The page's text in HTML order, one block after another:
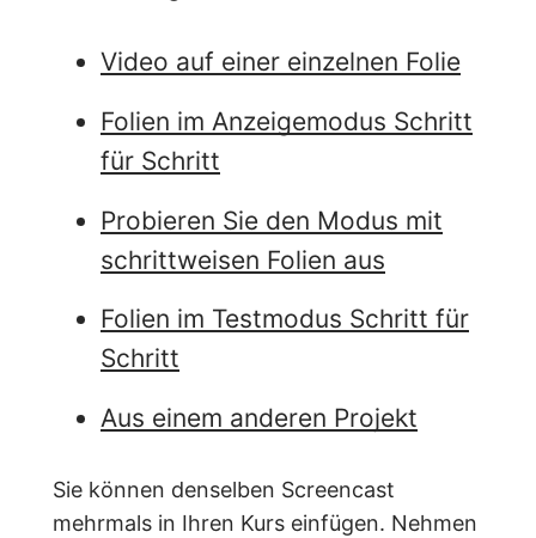
Video auf einer einzelnen Folie
Folien im Anzeigemodus Schritt
für Schritt
Probieren Sie den Modus mit
schrittweisen Folien aus
Folien im Testmodus Schritt für
Schritt
Aus einem anderen Projekt
Sie können denselben Screencast
mehrmals in Ihren Kurs einfügen. Nehmen